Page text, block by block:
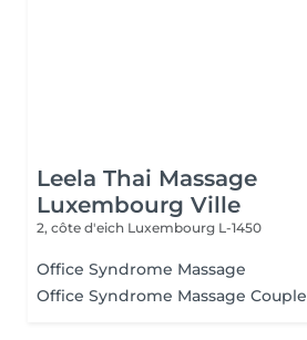
Leela Thai Massage
Luxembourg Ville
2, côte d'eich Luxembourg L-1450
Office Syndrome Massage
Office Syndrome Massage Couple